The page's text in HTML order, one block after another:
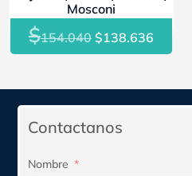
Mosconi
$154.040 El
precio
$138.636El
precio
Contactanos
Nombre